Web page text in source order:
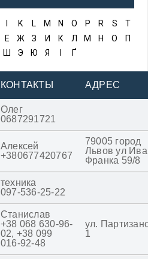
K L M N O P R S
T
Е Ж З И К Л М Н О
П
Ш Э Ю Я Ґ
КОНТАКТЫ АДРЕС
Олег
0687291721
Алексей
+380677420767
79005 город
Львов ул
Франка 59/8
техника
097-536-25-22
Станислав
+38 068 630-96-
02, +38 099
016-92-48
ул.
1